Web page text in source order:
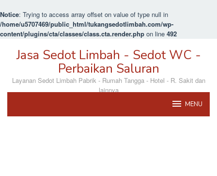
Notice: Trying to access array offset on value of type null in
/home/u5707469/public_html/tukangsedotlimbah.com/wp-
content/plugins/cta/classes/class.cta.render.php on line 492
Jasa Sedot Limbah - Sedot WC -
Perbaikan Saluran
Layanan Sedot Limbah Pabrik - Rumah Tangga - Hotel - R. Sakit dan
lainnya
MENU